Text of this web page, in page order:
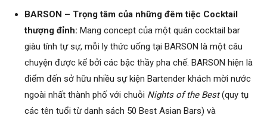
BARSON – Trọng tâm của những đêm tiệc Cocktail
thượng đỉnh: Mang concept của một quán cocktail bar
giàu tính tự sự, mỗi ly thức uống tại BARSON là một câu
chuyện được kể bởi các bậc thầy pha chế. BARSON hiện là
điểm đến sở hữu nhiều sự kiện Bartender khách mời nước
ngoài nhất thành phố với chuỗi Nights of the Best(quy tụ
các tên tuổi từ danh sách 50 Best Asian Bars) và